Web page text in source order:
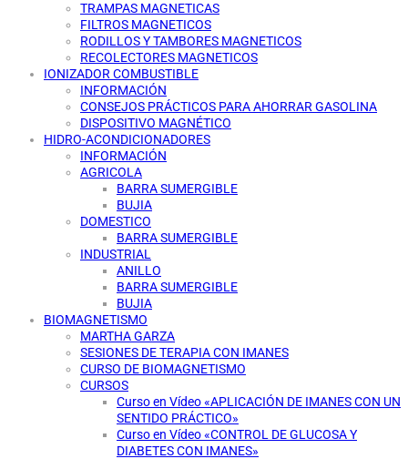
TRAMPAS MAGNETICAS
FILTROS MAGNETICOS
RODILLOS Y TAMBORES MAGNETICOS
RECOLECTORES MAGNETICOS
IONIZADOR COMBUSTIBLE
INFORMACIÓN
CONSEJOS PRÁCTICOS PARA AHORRAR GASOLINA
DISPOSITIVO MAGNÉTICO
HIDRO-ACONDICIONADORES
INFORMACIÓN
AGRICOLA
BARRA SUMERGIBLE
BUJIA
DOMESTICO
BARRA SUMERGIBLE
INDUSTRIAL
ANILLO
BARRA SUMERGIBLE
BUJIA
BIOMAGNETISMO
MARTHA GARZA
SESIONES DE TERAPIA CON IMANES
CURSO DE BIOMAGNETISMO
CURSOS
Curso en Vídeo «APLICACIÓN DE IMANES CON UN
SENTIDO PRÁCTICO»
Curso en Vídeo «CONTROL DE GLUCOSA Y
DIABETES CON IMANES»